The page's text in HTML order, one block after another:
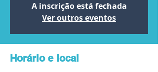
A inscrição está fechada
Ver outros eventos
Horário e local